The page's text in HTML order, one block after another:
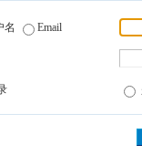
名 Email